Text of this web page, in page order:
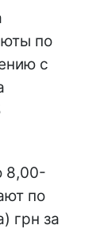
по
с
8,00-
по
грн за